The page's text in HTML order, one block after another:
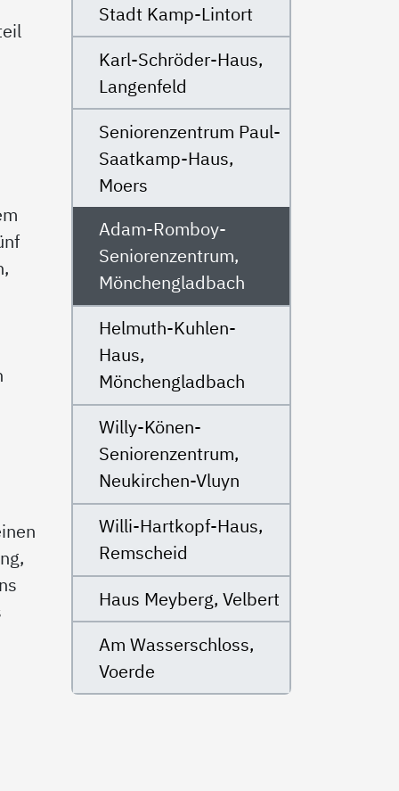
Stadt Kamp-Lintort
Karl-Schröder-Haus,
Langenfeld
Seniorenzentrum Paul-
Saatkamp-Haus,
Moers
Adam-Romboy-
Seniorenzentrum,
Mönchengladbach
Helmuth-Kuhlen-
Haus,
Mönchengladbach
Willy-Könen-
Seniorenzentrum,
Neukirchen-Vluyn
Willi-Hartkopf-Haus,
Remscheid
Haus Meyberg, Velbert
Am Wasserschloss,
Voerde